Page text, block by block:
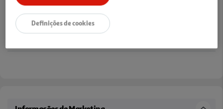
Definições de cookies